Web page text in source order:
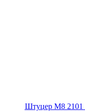
Штуцер М8 2101